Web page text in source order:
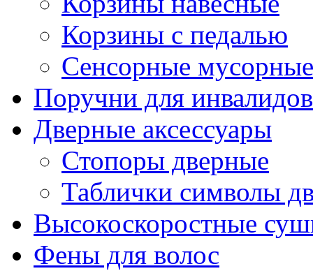
Корзины с педалью
Сенсорные
Поручни для инвалидов
Дверные аксессуары
Стопоры дверные
Таблички символы
Высокоскоростные
Фены для волос